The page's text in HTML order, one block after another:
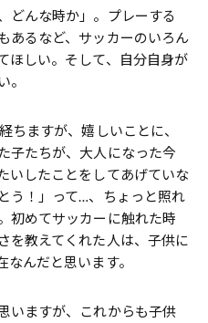
どんな時か」。プレーする
あるなど、サッカーのいろん
ほしい。そして、自分自身が
。
ちますが、嬉しいことに、
子たちが、大人になった今
いしたことをしてあげていな
う！」って…、ちょっと照れ
初めてサッカーに触れた時
を教えてくれた人は、子供に
んだと思います。
いますが、これからも子供